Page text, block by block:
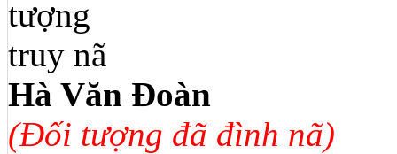
Hà Văn Đoàn
(Đối tượng đã đình nã)